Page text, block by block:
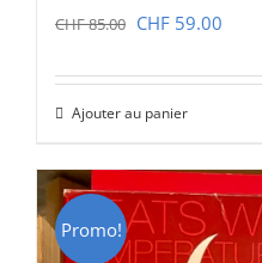
CHF85.00 Le
initial
était :
CHF 85.00.
CHF 59.00
Ajouter au panier
Promo!